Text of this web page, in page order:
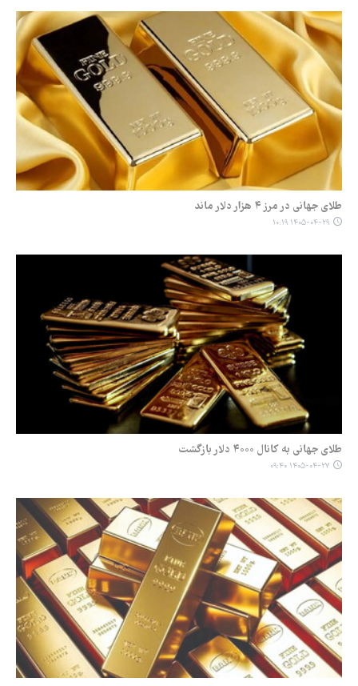
طلای جهانی در مرز ۴ هزار دلار ماند
۱۴۰۵-۰۴-۲۹ ۱۰:۱۹
طلای جهانی به کانال ۴۰۰۰ دلار بازگشت
۱۴۰۵-۰۴-۲۷ ۰۹:۴۰